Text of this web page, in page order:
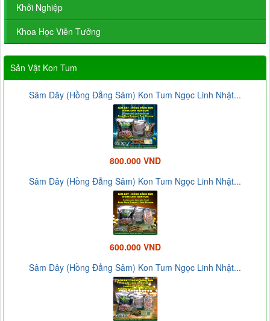
Khởi Nghiệp
Khoa Học Viễn Tưởng
Sản Vật Kon Tum
Sâm Dây (Hồng Đẳng Sâm) Kon Tum Ngọc Linh Nhật...
800.000 VND
Sâm Dây (Hồng Đẳng Sâm) Kon Tum Ngọc Linh Nhật...
600.000 VND
Sâm Dây (Hồng Đẳng Sâm) Kon Tum Ngọc Linh Nhật...